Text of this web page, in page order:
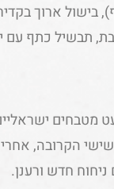
בישול ארוך
תבשיל כתף עם
מטבחים
הקרובה,
חדש ורענן.